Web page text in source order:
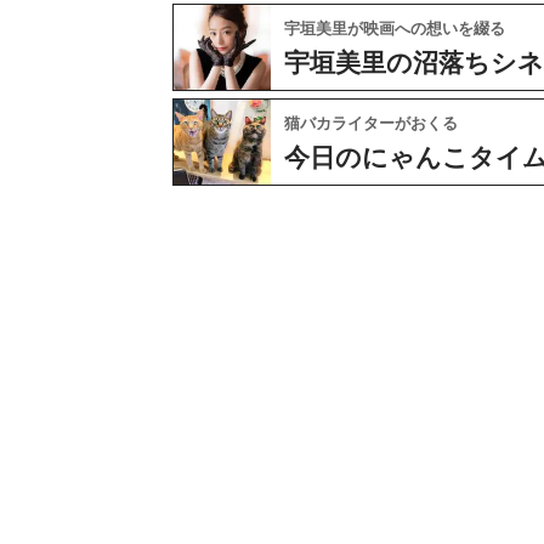
宇垣美里が映画への想いを綴る
宇垣美里の沼落ちシ
猫バカライターがおくる
今日のにゃんこタイ